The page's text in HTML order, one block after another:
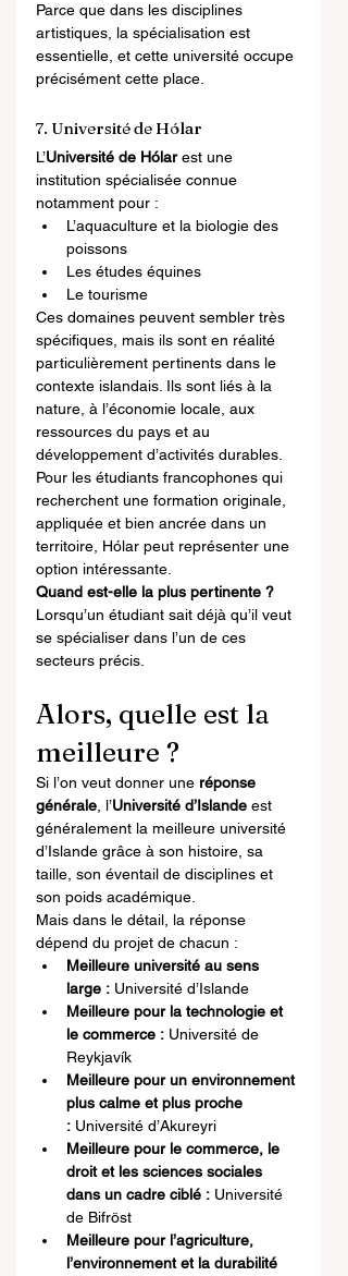
Parce que dans les disciplines
artistiques, la spécialisation est
essentielle, et cette université occupe
précisément cette place.
7. Université de Hólar
L’Université de Hólar est une
institution spécialisée connue
notamment pour :
L’aquaculture et la biologie des
poissons
Les études équines
Le tourisme
Ces domaines peuvent sembler très
spécifiques, mais ils sont en réalité
particulièrement pertinents dans le
contexte islandais. Ils sont liés à la
nature, à l’économie locale, aux
ressources du pays et au
développement d’activités durables.
Pour les étudiants francophones qui
recherchent une formation originale,
appliquée et bien ancrée dans un
territoire, Hólar peut représenter une
option intéressante.
Quand est-elle la plus pertinente ?
Lorsqu’un étudiant sait déjà qu’il veut
se spécialiser dans l’un de ces
secteurs précis.
Alors, quelle est la
meilleure ?
Si l’on veut donner une réponse
générale , l’Université d’Islande est
généralement la meilleure université
d’Islande grâce à son histoire, sa
taille, son éventail de disciplines et
son poids académique.
Mais dans le détail, la réponse
dépend du projet de chacun :
Meilleure université au sens
large : Université d’Islande
Meilleure pour la technologie et
le commerce : Université de
Reykjavík
Meilleure pour un environnement
plus calme et plus proche
: Université d’Akureyri
Meilleure pour le commerce, le
droit et les sciences sociales
dans un cadre ciblé : Université
de Bifröst
Meilleure pour l’agriculture,
l’environnement et la durabilité